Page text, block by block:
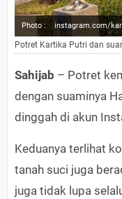
Photo : instagram.com/
Potret Kartika Putri dan
Sahijab – Potret
dengan suaminya
dinggah di akun
Keduanya terlihat
tanah suci juga
juga tidak lupa